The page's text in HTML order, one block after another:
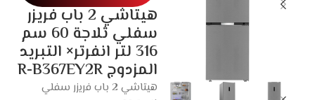
هيتاشي 2 باب فريزر
سفلي ثلاجة 60 سم
316 لتر انفرتر× التبريد
المزدوج R-B367EY2R
هيتاشي 2 باب فريزر سفلي